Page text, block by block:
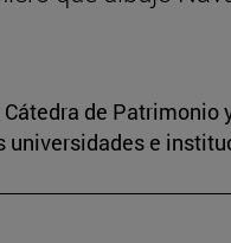
de Patrimonio
e